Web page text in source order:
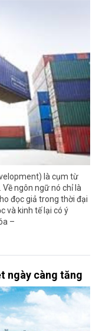
là cụm từ
ngôn ngữ nó chỉ là
đọc giả trong thời đại
và kinh tế lại có ý
–
ngày càng tăng